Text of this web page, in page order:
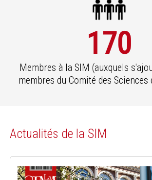
170
Membres à la SIM (auxquels
membres du Comité des Sciences
Actualités de la SIM